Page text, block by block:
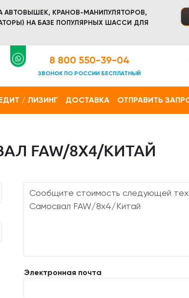
КРАНОВ-МАНИПУЛЯТОРОВ,
НА БАЗЕ ПОПУЛЯРНЫХ ШАССИ ДЛЯ
8 800 550-39-04
ЗВОНОК ПО РОССИИ БЕСПЛАТНЫЙ
/ ЛИЗИНГ ДОСТАВКА ОТПРАВИТЬ
FAW/8Х4/КИТАЙ
Электронная почта